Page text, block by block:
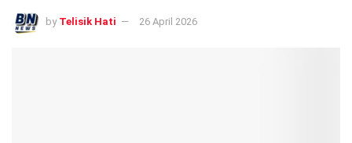
by Telisik Hati 26 April 2026